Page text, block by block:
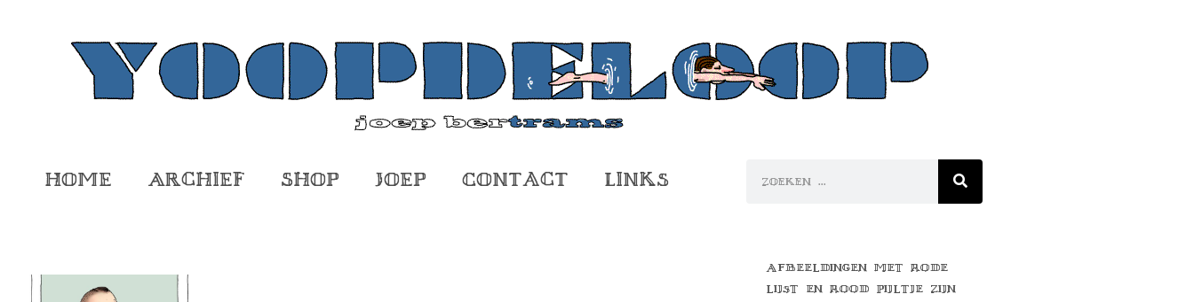
Home Archief Shop Joep Contact Links
Afbeeldingen met rode
lijst en rood pijltje zijn